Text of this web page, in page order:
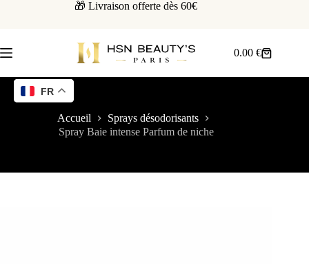
🎁 Livraison offerte dès 60€
0.00€
Accueil
Sprays désodorisants
Spray Baie intense Parfum de niche
FR